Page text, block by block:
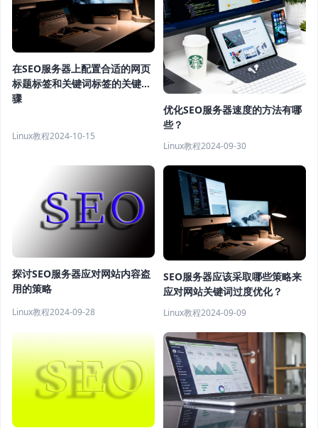
在SEO服务器上配置合适的网页
标题标签和关键词标签的关键步
骤
Linux教程2024-10-15
优化SEO服务器速度的方法有哪
些？
Linux教程2024-09-30
探讨SEO服务器应对网站内容盗
用的策略
Linux教程2024-09-28
SEO服务器应该采取哪些策略来
应对网站关键词过度优化？
Linux教程2024-09-09